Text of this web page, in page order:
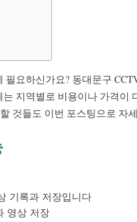
필요하신가요? 동대문구
지역별로 비용이나 가격이
것들도 이번 포스팅으로 자
기록과 저장입니다
영상 저장